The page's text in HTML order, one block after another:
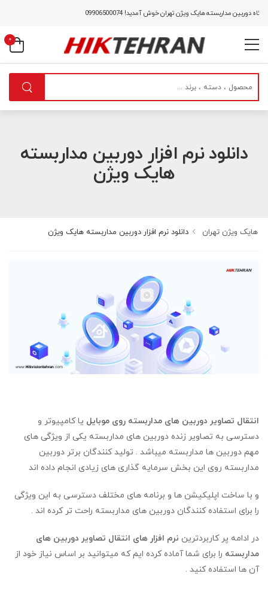
دوربین مداربسته هایک ویژن تهران خوش آمدید!09906500074
0
دانلود نرم افزار دوربین مداربسته
هایک ویژن
هایک ویژن تهران دانلود نرم افزار دوربین مداربسته هایک ویژن
انتقال تصاویر دوربین های مداربسته روی موبایل یا کامپیوتر و
دسترسی به تصاویر زنده دوربین های مداربسته یکی از ویژگی های
مهم دوربین ها مداربسته میباشد . تولید کنندگان برتر دوربین
مداربسته روی این بخش سرمایه گذاری های زیادی انجام داده اند
و با ساخت اپلیکیشن ها و برنامه های مختلف دسترسی به این ویژگی
را برای استفاده کنندگان دوربین های مداربسته راحت تر کرده اند .
در ادامه پر کاربردترین نرم افزار های انتقال تصاویر دوربین های
مداربسته را برای شما آماده کرده ایم که میتوانید بر اساس نیاز خود از
آن ها استفاده کنید .